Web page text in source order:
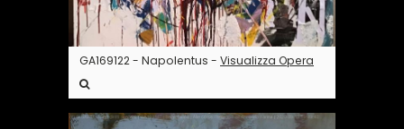
GA169122 - Napolentus - Visualizza Opera